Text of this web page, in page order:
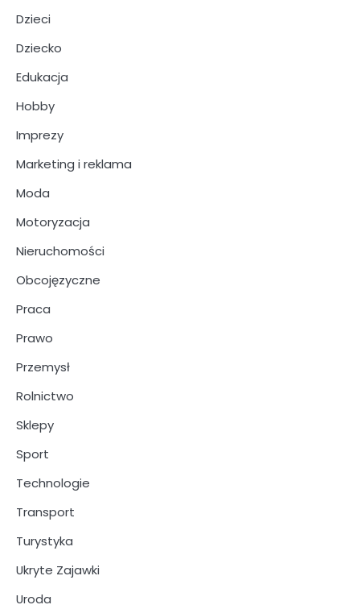
Dzieci
Dziecko
Edukacja
Hobby
Imprezy
Marketing i reklama
Moda
Motoryzacja
Nieruchomości
Obcojęzyczne
Praca
Prawo
Przemysł
Rolnictwo
Sklepy
Sport
Technologie
Transport
Turystyka
Ukryte Zajawki
Uroda